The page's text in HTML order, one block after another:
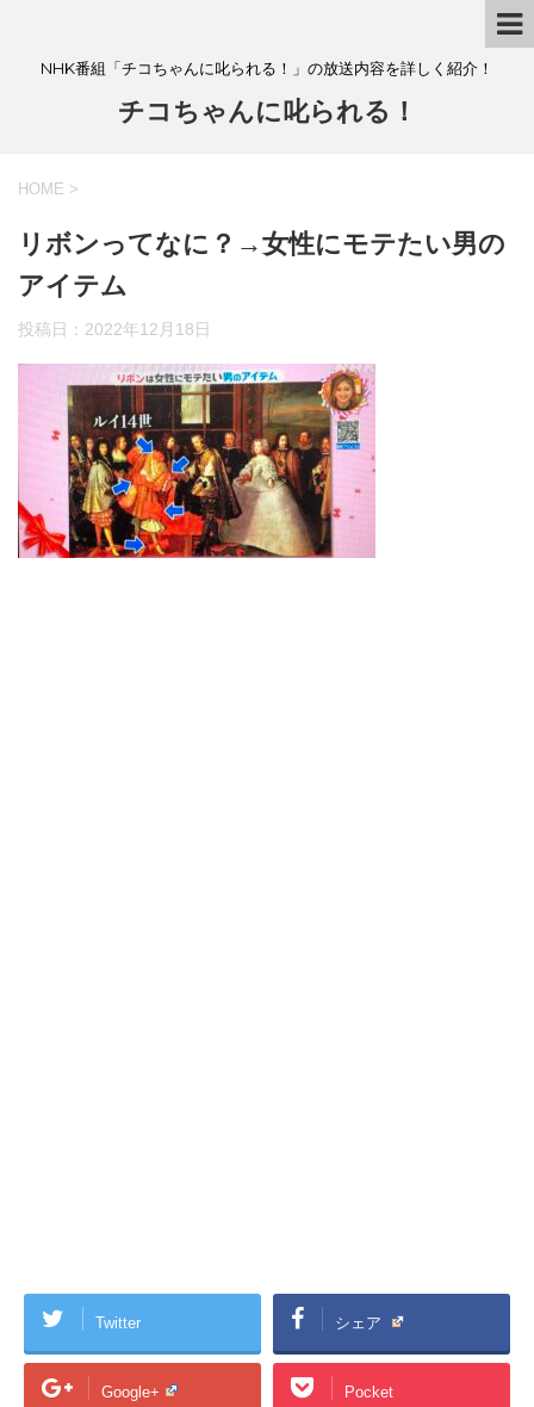
NHK番組「チコちゃんに叱られる！」の放送内容を詳しく紹介！
チコちゃんに叱られる！
HOME >
リボンってなに？→女性にモテたい男の
アイテム
投稿日： 2022年12月18日
Twitter シェア
Google+ Pocket